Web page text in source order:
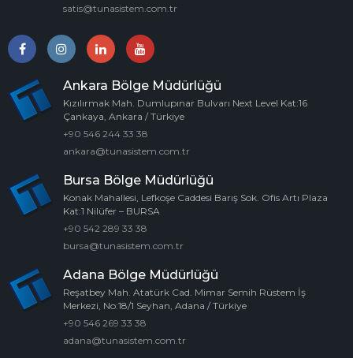
satis@tunasistem.com.tr
Ankara Bölge Müdürlüğü
Kızılırmak Mah. Dumlupınar Bulvarı Next Level Kat:16
Çankaya, Ankara / Türkiye
+90 546 244 33 38
ankara@tunasistem.com.tr
Bursa Bölge Müdürlüğü
Konak Mahallesi, Lefkoşe Caddesi Barış Sok. Ofis Artı Plaza
Kat:1 Nilüfer – BURSA
+90 542 289 33 38
bursa@tunasistem.com.tr
Adana Bölge Müdürlüğü
Reşatbey Mah. Atatürk Cad. Mimar Semih Rüstem İş
Merkezi, No:18/1 Seyhan, Adana / Türkiye
+90 546 269 33 38
adana@tunasistem.com.tr